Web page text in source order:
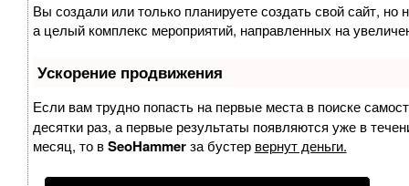
Вы создали или только планируете создать свой сайт, но
а целый комплекс мероприятий, направленных на
Ускорение продвижения
Если вам трудно попасть на первые места в поиске
десятки раз, а первые результаты появляются уже в
месяц, то вSeoHammerза бустер вернут деньги.